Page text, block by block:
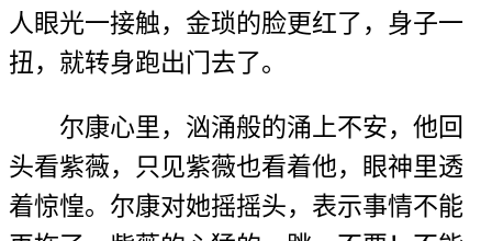
人眼光一接触，金琐的脸更红了，身子一
扭，就转身跑出门去了。
尔康心里，汹涌般的涌上不安，他回
头看紫薇，只见紫薇也看着他，眼神里透
着惊惶。尔康对她摇摇头，表示事情不能